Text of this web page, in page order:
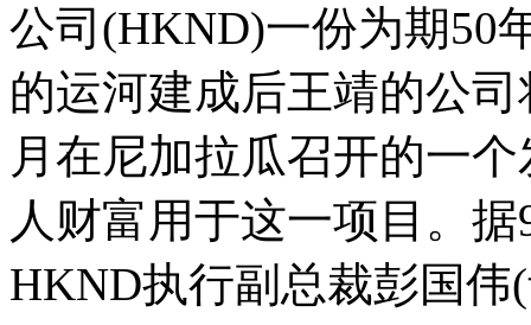
公司(HKND)一份为期50
的运河建成后王靖的公
月在尼加拉瓜召开的一
人财富用于这一项目。
HKND执行副总裁彭国